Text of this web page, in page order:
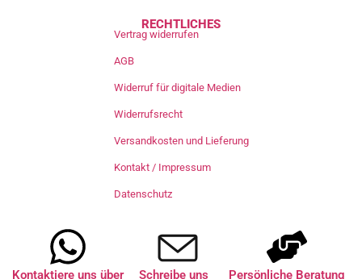
RECHTLICHES
Vertrag widerrufen
AGB
Widerruf für digitale Medien
Widerrufsrecht
Versandkosten und Lieferung
Kontakt / Impressum
Datenschutz
Kontaktiere uns über Schreibe uns Persönliche Beratung